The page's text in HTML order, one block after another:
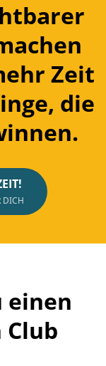
Zeit
die
DICH
einen